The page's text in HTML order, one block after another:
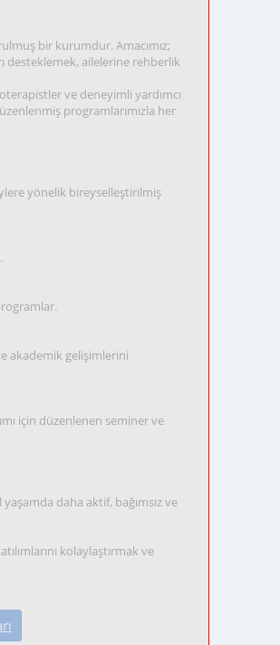
bir kurumdur. Amacımız;
desteklemek, ailelerine rehberlik
ve deneyimli yardımcı
programlarımızla her
yönelik bireyselleştirilmiş
akademik gelişimlerini
için düzenlenen seminer ve
daha aktif, bağımsız ve
kolaylaştırmak ve